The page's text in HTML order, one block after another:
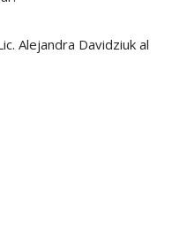
Alejandra Davidziuk al